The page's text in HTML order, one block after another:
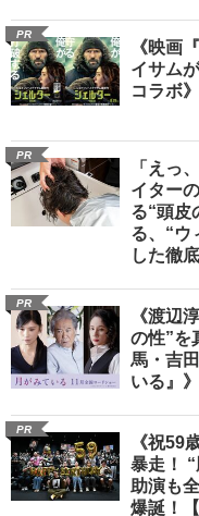
PR
《映画
イサム
コラボ》
PR
「えっ
イター
る“頭皮
る、“ウ
した徹
PR
《渡辺
の性”を
馬・吉
いる』》
PR
《祝59
暴走！
助演も
爆誕！